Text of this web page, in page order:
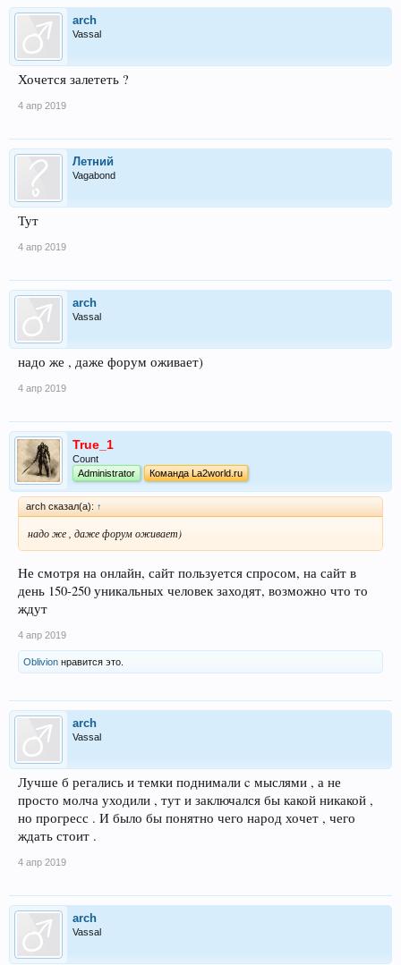
arch
Vassal
Хочется залететь ?
4 апр 2019
Летний
Vagabond
Тут
4 апр 2019
arch
Vassal
надо же , даже форум оживает)
4 апр 2019
True_1
Count
Administrator
Команда La2world.ru
arch сказал(а): ↑
надо же , даже форум оживает)
Не смотря на онлайн, сайт пользуется спросом, на сайт в
день 150-250 уникальных человек заходят, возможно что то
ждут
4 апр 2019
Oblivion нравится это.
arch
Vassal
Лучше б регались и темки поднимали c мыслями , а не
просто молча уходили , тут и заключался бы какой никакой ,
но прогресс . И было бы понятно чего народ хочет , чего
ждать стоит .
4 апр 2019
arch
Vassal